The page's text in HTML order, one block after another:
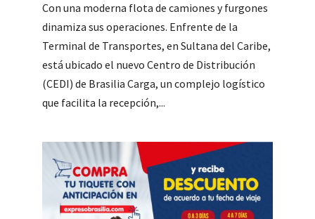
Con una moderna flota de camiones y furgones
dinamiza sus operaciones. Enfrente de la
Terminal de Transportes, en Sultana del Caribe,
está ubicado el nuevo Centro de Distribución
(CEDI) de Brasilia Carga, un complejo logístico
que facilita la recepción,...